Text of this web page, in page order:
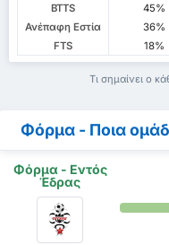
BTTS
45%
Ανέπαφη Εστία
36%
FTS
18%
Τι σημαίνει ο
Φόρμα - Ποια
Φόρμα - Εντός
Έδρας